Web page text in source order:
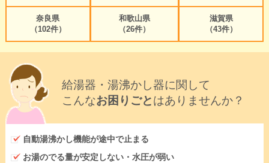
奈良県
（102件）
和歌山県
（26件）
滋賀県
（43件）
給湯器・湯沸かし器に関して
こんなお困りごとはありませんか？
自動湯沸かし機能が途中で止まる
お湯のでる量が安定しない・水圧が弱い